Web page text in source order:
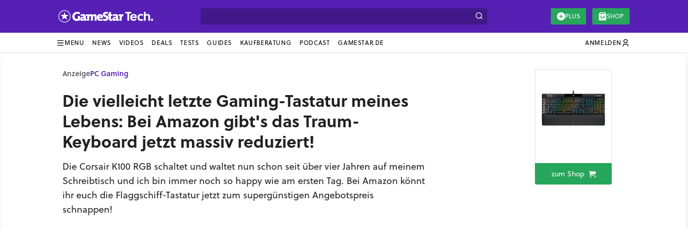
PLUS SHOP
MENU NEWS VIDEOS DEALS TESTS GUIDES KAUFBERATUNG PODCAST GAMESTAR.DE ANMELDEN
AnzeigePC Gaming
Die vielleicht letzte Gaming-Tastatur meines
Lebens: Bei Amazon gibt's das Traum-
Keyboard jetzt massiv reduziert!
Die Corsair K100 RGB schaltet und waltet nun schon seit über vier Jahren auf meinem
Schreibtisch und ich bin immer noch so happy wie am ersten Tag. Bei Amazon könnt
ihr euch die Flaggschiff-Tastatur jetzt zum supergünstigen Angebotspreis
schnappen!
zum Shop